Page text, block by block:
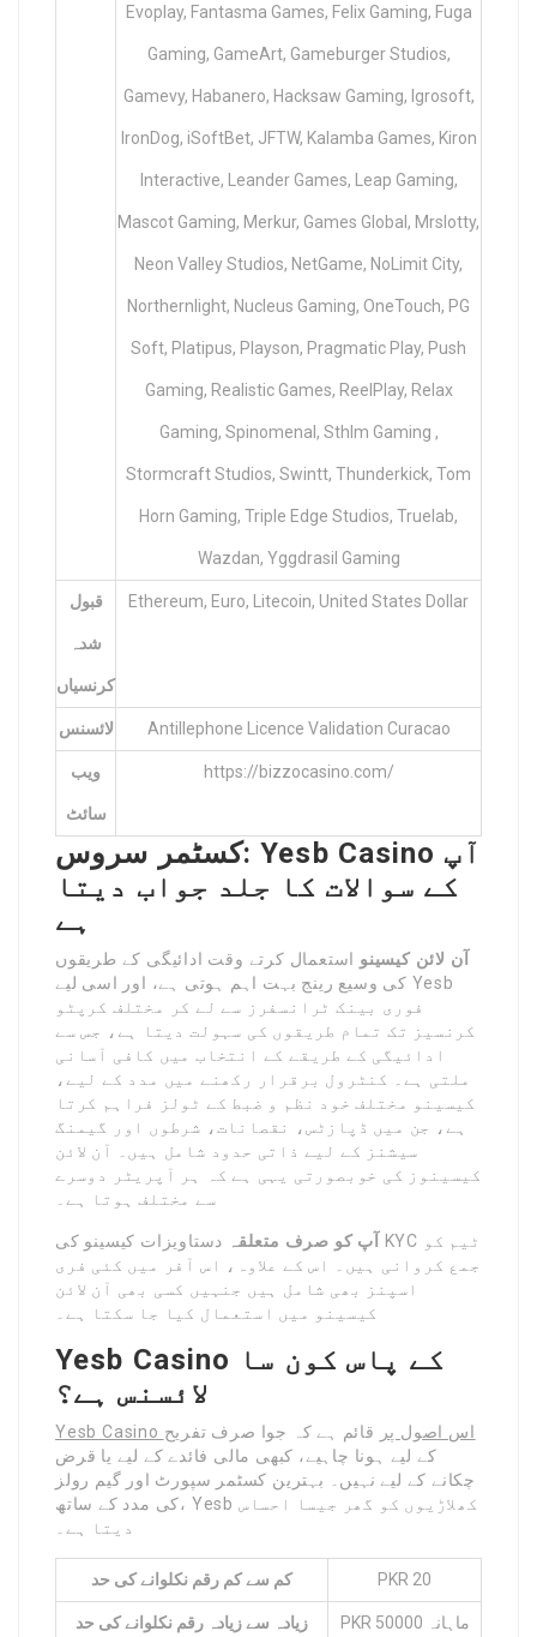
Evoplay, Fantasma Games, Felix Gaming, Fuga
Gaming, GameArt, Gameburger Studios,
Gamevy, Habanero, Hacksaw Gaming, Igrosoft,
IronDog, iSoftBet, JFTW, Kalamba Games, Kiron
Interactive, Leander Games, Leap Gaming,
Mascot Gaming, Merkur, Games Global, Mrslotty,
Neon Valley Studios, NetGame, NoLimit City,
Northernlight, Nucleus Gaming, OneTouch, PG
Soft, Platipus, Playson, Pragmatic Play, Push
Gaming, Realistic Games, ReelPlay, Relax
Gaming, Spinomenal, Sthlm Gaming ,
Stormcraft Studios, Swintt, Thunderkick, Tom
Horn Gaming, Triple Edge Studios, Truelab,
Wazdan, Yggdrasil Gaming
قبول
شدہ
کرنسیاں
Ethereum, Euro, Litecoin, United States Dollar
لائسنس Antillephone Licence Validation Curacao
ویب
سائٹ
https://bizzocasino.com/
کسٹمر سروس: Yesb Casino آپ
کے سوالات کا جلد جواب دیتا
ہے
آن لائن کیسینو استعمال کرتے وقت ادائیگی کے طریقوں
کی وسیع رینج بہت اہم ہوتی ہے، اور اسی لیے Yesb
فوری بینک ٹرانسفرز سے لے کر مختلف کرپٹو
کرنسیز تک تمام طریقوں کی سہولت دیتا ہے، جس سے
ادائیگی کے طریقے کے انتخاب میں کافی آسانی
ملتی ہے۔ کنٹرول برقرار رکھنے میں مدد کے لیے،
کیسینو مختلف خود نظم و ضبط کے ٹولز فراہم کرتا
ہے، جن میں ڈپازٹس، نقصانات، شرطوں اور گیمنگ
سیشنز کے لیے ذاتی حدود شامل ہیں۔ آن لائن
کیسینوز کی خوبصورتی یہی ہے کہ ہر آپریٹر دوسرے
سے مختلف ہوتا ہے۔
آپ کو صرف متعلقہ
دستاویزات کیسینو کی KYC ٹیم کو
جمع کروانی ہیں۔ اس کے علاوہ، اس آفر میں کئی فری
اسپنز بھی شامل ہیں جنہیں کسی بھی آن لائن
کیسینو میں استعمال کیا جا سکتا ہے۔
Yesb Casino کے پاس کون سا
لائسنس ہے؟
Yesb Casino اس اصول پر
قائم ہے کہ جوا صرف تفریح
کے لیے ہونا چاہیے، کبھی مالی فائدے کے لیے یا قرض
چکانے کے لیے نہیں۔ بہترین کسٹمر سپورٹ اور گیم رولز
کی مدد کے ساتھ، Yesb کھلاڑیوں کو گھر جیسا احساس
دیتا ہے۔
کم سے کم رقم نکلوانے کی حد PKR 20
زیادہ سے زیادہ رقم نکلوانے کی حد PKR 50000 ماہانہ